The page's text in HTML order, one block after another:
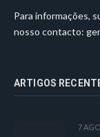
Para informações,
nosso contacto:
ARTIGOS
7